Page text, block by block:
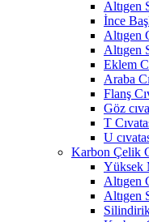
Altıgen
İnce
Altıgen
Altıgen
Eklem
Araba
Flanş
Göz
T
U
Karbon Çelik
Yüksek
Altıgen
Altıgen
Silindirik